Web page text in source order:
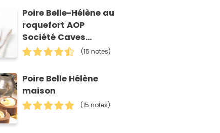
Poire Belle-Hélène au
roquefort AOP
Société Caves
Baragnaudes(15 notes)
Poire Belle Hélène
maison
(15 notes)